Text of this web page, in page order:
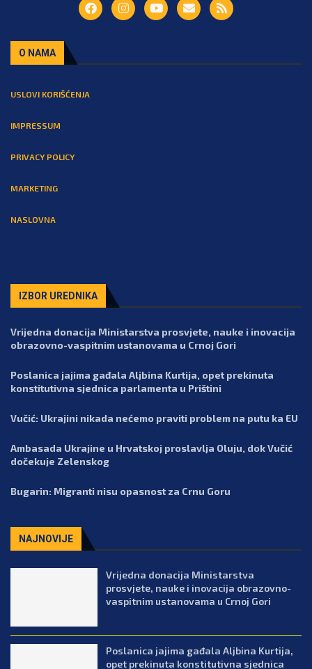
O NAMA
USLOVI KORIŠĆENJA
IMPRESSUM
PRIVACY POLICY
MARKETING
NASLOVNA
IZBOR UREDNIKA
Vrijedna donacija Ministarstva prosvjete, nauke i inovacija
obrazovno-vaspitnim ustanovama u Crnoj Gori
Poslanica jajima gađala Aljbina Kurtija, opet prekinuta
konstitutivna sjednica parlamenta u Prištini
Vučić: Ukrajini nikada nećemo praviti problem na putu ka EU
Ambasada Ukrajine u Hrvatskoj proslavlja Oluju, dok Vučić
dočekuje Zelenskog
Bugarin: Migranti nisu opasnost za Crnu Goru
NAJNOVIJE
Vrijedna donacija Ministarstva
prosvjete, nauke i inovacija obrazovno-
vaspitnim ustanovama u Crnoj Gori
Poslanica jajima gađala Aljbina Kurtija,
opet prekinuta konstitutivna sjednica